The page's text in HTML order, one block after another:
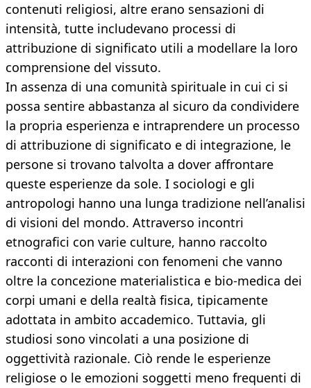
contenuti religiosi, altre erano sensazioni di
intensità, tutte includevano processi di
attribuzione di significato utili a modellare la loro
comprensione del vissuto.
In assenza di una comunità spirituale in cui ci si
possa sentire abbastanza al sicuro da condividere
la propria esperienza e intraprendere un processo
di attribuzione di significato e di integrazione, le
persone si trovano talvolta a dover affrontare
queste esperienze da sole. I sociologi e gli
antropologi hanno una lunga tradizione nell’analisi
di visioni del mondo. Attraverso incontri
etnografici con varie culture, hanno raccolto
racconti di interazioni con fenomeni che vanno
oltre la concezione materialistica e bio-medica dei
corpi umani e della realtà fisica, tipicamente
adottata in ambito accademico. Tuttavia, gli
studiosi sono vincolati a una posizione di
oggettività razionale. Ciò rende le esperienze
religiose o le emozioni soggetti meno frequenti di